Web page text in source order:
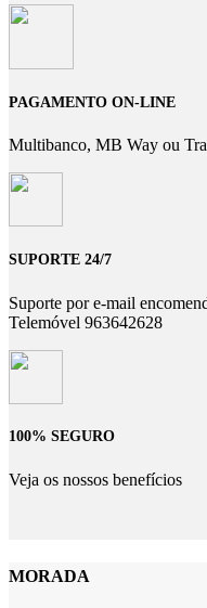
PAGAMENTO ON-LINE
Multibanco, MB Way ou
SUPORTE 24/7
Suporte por e-mail
Telemóvel 963642628
100% SEGURO
Veja os nossos benefícios
MORADA